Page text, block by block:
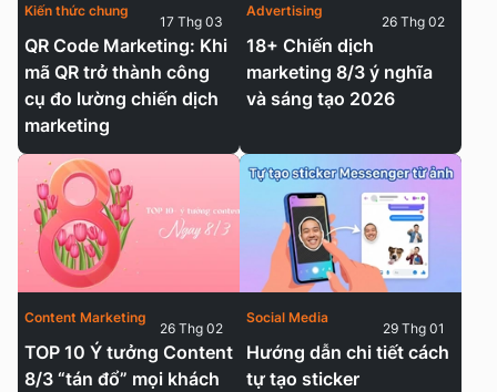
QR Code Marketing: Khi
mã QR trở thành công
cụ đo lường chiến dịch
marketing
Kiến thức chung
17 Thg 03
18+ Chiến dịch
marketing 8/3 ý nghĩa
và sáng tạo 2026
Advertising
26 Thg 02
TOP 10 Ý tưởng Content
8/3 “tán đổ” mọi khách
Content Marketing
26 Thg 02
Hướng dẫn chi tiết cách
tự tạo sticker
Social Media
29 Thg 01